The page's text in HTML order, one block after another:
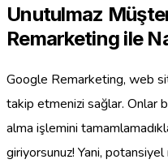
Unutulmaz
Remarketing ile
Google Remarketing, web
takip etmenizi sağlar. Onlar
alma işlemini
giriyorsunuz! Yani,